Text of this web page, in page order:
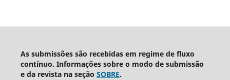
As submissões são recebidas em regime de fluxo
contínuo. Informações sobre o modo de submissão
e da revista na seção SOBRE.